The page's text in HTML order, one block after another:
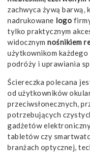
zachwyca żywą
nadrukowane logo
tylko praktycznym
widocznym nośnikiem
użytkownikom każdego
podróży i uprawiania
Ściereczka polecana
od użytkowników
przeciwsłonecznych,
potrzebujących
gadżetów
tabletów czy
branżach optycznej,